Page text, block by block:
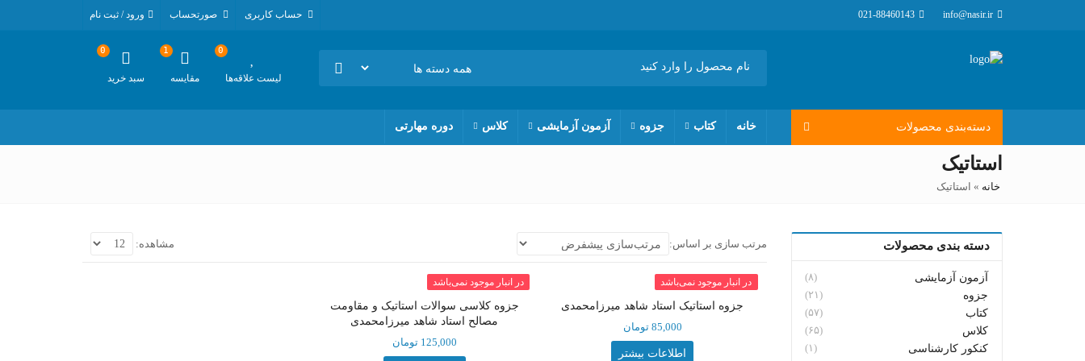
info@nasir.ir
021-88460143 حساب کاربری صورتحساب ورود / ثبت نام
0
لیست علاقه‌ها
1
مقایسه
0
سبد خرید
دسته‌بندی محصولات خانه کتاب جزوه آزمون آزمایشی کلاس دوره مهارتی
استاتیک
خانه » استاتیک
مرتب سازی بر اساس: مشاهده:
در انبار موجود نمی‌باشد
جزوه استاتیک استاد شاهد میرزامحمدی
85,000 تومان
اطلاعات بیشتر
در انبار موجود نمی‌باشد
جزوه کلاسی سوالات استاتیک و مقاومت
مصالح استاد شاهد میرزامحمدی
125,000 تومان
دسته بندی محصولات
آزمون آزمایشی
(۸)
جزوه
(۲۱)
کتاب
(۵۷)
کلاس
(۶۵)
کنکور کارشناسی
(۱)